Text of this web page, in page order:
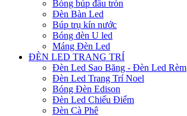
Bóng búp đầu tròn
Đèn Bàn Led
Búp trụ kín nước
Bóng đèn U led
Máng Đèn Led
ĐÈN LED TRANG TRÍ
Đèn Led Sao Băng - Đèn Led Rèm
Đèn Led Trang Trí Noel
Bóng Đèn Edison
Đèn Led Chiếu Điểm
Đèn Cà Phê